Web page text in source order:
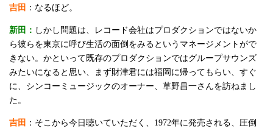
吉田 ：なるほど。
新田： しかし問題は、レコード会社はプロダクションではないか
ら彼らを東京に呼び生活の面倒をみるというマネージメントがで
きない。かといって既存のプロダクションではグループサウンズ
みたいになると思い、まず財津君には福岡に帰ってもらい、すぐ
に、シンコーミュージックのオーナー、草野昌一さんを訪ねまし
た。
吉田 ：そこから今日聴いていただく、1972年に発売される、圧倒